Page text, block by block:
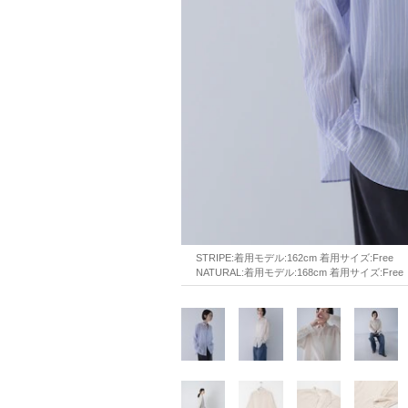
STRIPE:着用モデル:162cm 着用サイズ:Free
NATURAL:着用モデル:168cm 着用サイズ:Free